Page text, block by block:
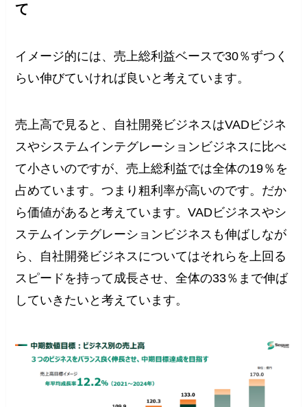
て
イメージ的には、売上総利益ベースで30％ずつく
らい伸びていければ良いと考えています。
売上高で見ると、自社開発ビジネスはVADビジネ
スやシステムインテグレーションビジネスに比べ
て小さいのですが、売上総利益では全体の19％を
占めています。つまり粗利率が高いのです。だか
ら価値があると考えています。VADビジネスやシ
ステムインテグレーションビジネスも伸ばしなが
ら、自社開発ビジネスについてはそれらを上回る
スピードを持って成長させ、全体の33％まで伸ば
していきたいと考えています。